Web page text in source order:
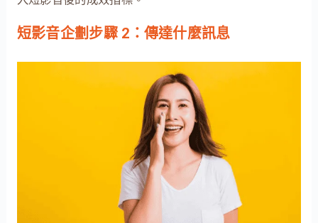
短影音企劃步驟 2：傳達什麼訊息